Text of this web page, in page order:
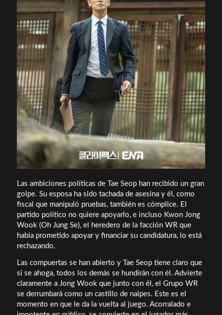
Las ambiciones políticas de Tae Seop han recibido un gran
golpe. Su esposa ha sido tachada de asesina y él, como
fiscal que manipuló pruebas, también es cómplice. El
partido político no quiere apoyarlo, e incluso Kwon Jong
Wook (Oh Jung Se), el heredero de la facción WR que
había prometido apoyar y financiar su candidatura, lo está
rechazando.
Las compuertas se han abierto y Tae Seop tiene claro que
si se ahoga, todos los demás se hundirán con él. Advierte
claramente a Jong Wook que junto con él, el Grupo WR
se derrumbará como un castillo de naipes. Este es el
momento en que le da la vuelta al juego. Acorralado e